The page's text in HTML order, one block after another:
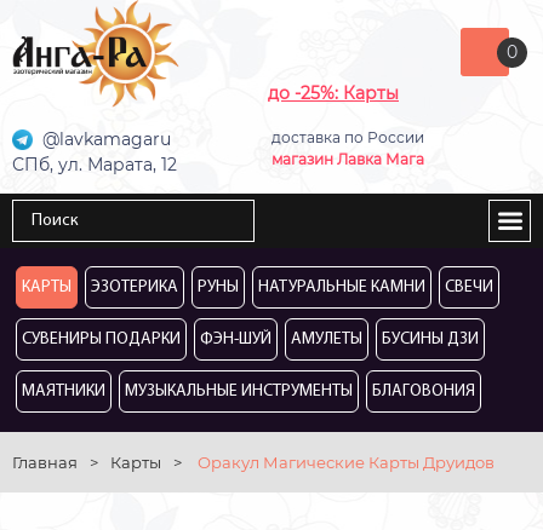
до -25%: Карты
доставка по России
магазин Лавка Мага
@lavkamagaru
СПб, ул. Марата, 12
0
КАРТЫ ЭЗОТЕРИКА РУНЫ НАТУРАЛЬНЫЕ КАМНИ СВЕЧИ
СУВЕНИРЫ ПОДАРКИ ФЭН-ШУЙ АМУЛЕТЫ БУСИНЫ ДЗИ
МАЯТНИКИ МУЗЫКАЛЬНЫЕ ИНСТРУМЕНТЫ БЛАГОВОНИЯ
Главная > Карты > Оракул Магические Карты Друидов